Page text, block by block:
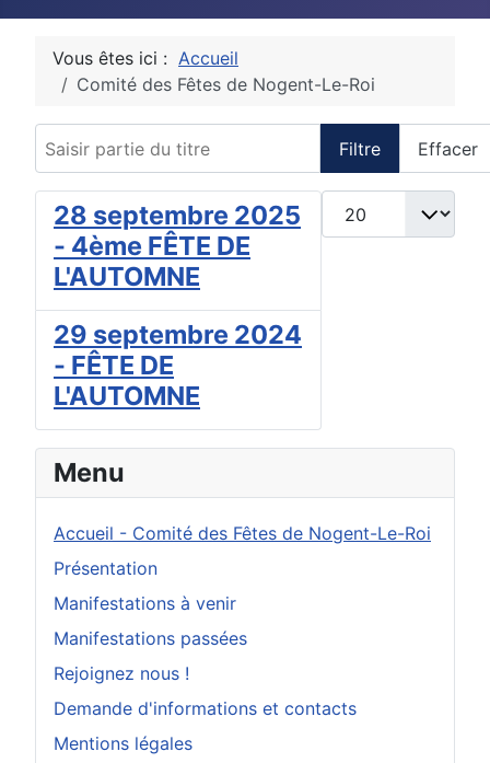
Menu
Accueil - Comité des Fêtes de Nogent-Le-Roi
Présentation
Manifestations à venir
Manifestations passées
Rejoignez nous !
Demande d'informations et contacts
Mentions légales
Vous êtes ici : Accueil
Comité des Fêtes de Nogent-Le-Roi
Filtre Effacer
Afficher #
28 septembre 2025
- 4ème FÊTE DE
L'AUTOMNE
29 septembre 2024
- FÊTE DE
L'AUTOMNE